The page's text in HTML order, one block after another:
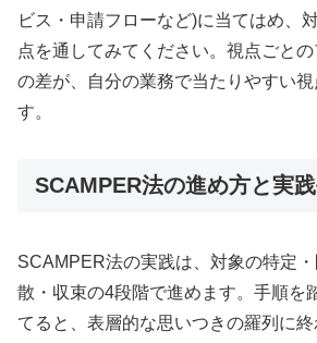
ビス・申請フローなど)に当てはめ、
点を通してみてください。視点ごと
の差が、自分の業務で当たりやすい視
す。
SCAMPER法の進め方と実
SCAMPER法の実践は、対象の特定
散・収束の4段階で進めます。手順を
てると、表層的な思いつきの羅列に